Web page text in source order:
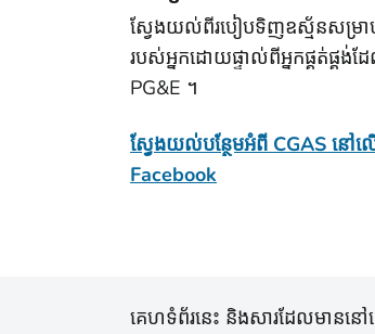
ស្វែងយល់ពីរបៀបទិញឧស្ម័នសម្រាប់
របស់អ្នកដោយផ្ទាល់ពីអ្នកផ្គត់ផ្គង់ដ
PG&E ។
ស្វែងយល់បន្ថែមអំពី CGAS នៅល
Facebook
គេហទំព័រនេះ និងសារដែលមាននៅ